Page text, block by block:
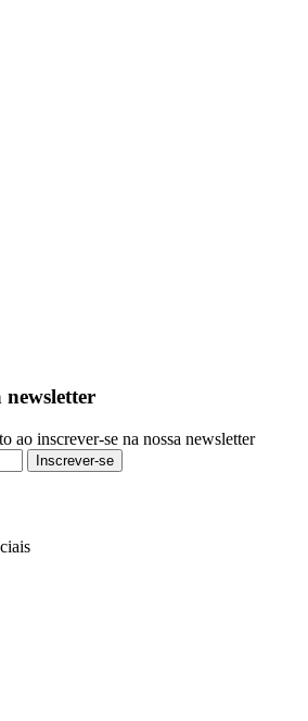
newsletter
ao inscrever-se na nossa newsletter
Inscrever-se